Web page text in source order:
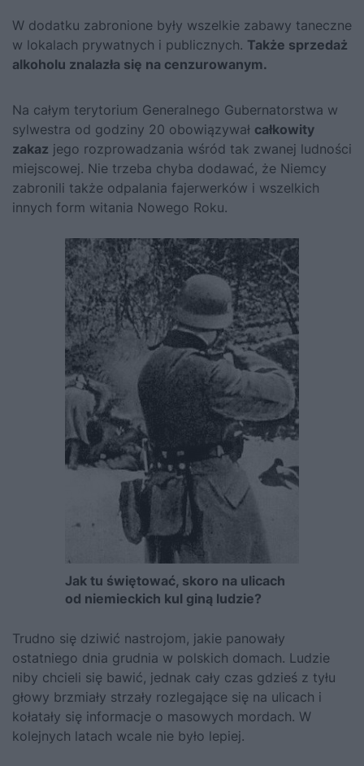
W dodatku zabronione były wszelkie zabawy taneczne
w lokalach prywatnych i publicznych. Także sprzedaż
alkoholu znalazła się na cenzurowanym.
Na całym terytorium Generalnego Gubernatorstwa w
sylwestra od godziny 20 obowiązywał całkowity
zakaz jego rozprowadzania wśród tak zwanej ludności
miejscowej. Nie trzeba chyba dodawać, że Niemcy
zabronili także odpalania fajerwerków i wszelkich
innych form witania Nowego Roku.
Jak tu świętować, skoro na ulicach
od niemieckich kul giną ludzie?
Trudno się dziwić nastrojom, jakie panowały
ostatniego dnia grudnia w polskich domach. Ludzie
niby chcieli się bawić, jednak cały czas gdzieś z tyłu
głowy brzmiały strzały rozlegające się na ulicach i
kołatały się informacje o masowych mordach. W
kolejnych latach wcale nie było lepiej.